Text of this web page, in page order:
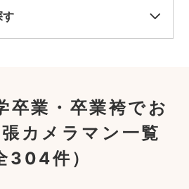
す
卒業・卒業袴でお
カメラマン一覧
304件）